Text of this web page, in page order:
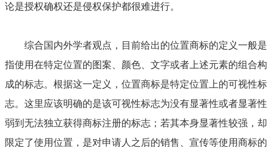
论是授权确权还是侵权保护都很难进行。
综合国内外学者观点，目前给出的位置商标的定义一般是
指使用在特定位置的图案、颜色、文字或者上述元素的组合构
成的标志。根据这一定义，位置商标是特定位置上的可视性标
志。这里应该明确的是该可视性标志为没有显著性或者显著性
弱到无法独立获得商标注册的标志；若其本身显著性较强，却
限定了使用位置，是对申请人之后的销售、宣传等使用商标的